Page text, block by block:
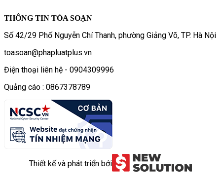
THÔNG TIN TÒA SOẠN
Số 42/29 Phố Nguyễn Chí Thanh, phường Giảng Võ, TP. Hà Nội
toasoan@phapluatplus.vn
Điện thoại liên hệ - 0904309996
Quảng cáo : 0867378789
Thiết kế và phát triển bởi